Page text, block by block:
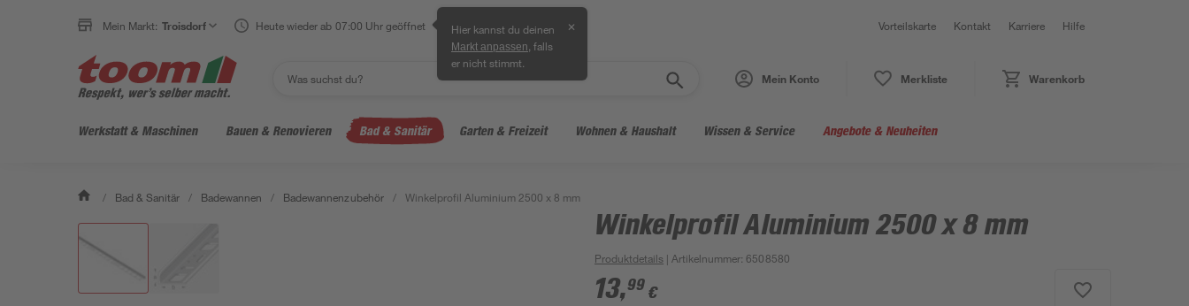
Mein Markt: Troisdorf Heute wieder ab 07:00 Uhr geöffnet Hier kannst du deinen
Markt anpassen , falls
er nicht stimmt.
✕ Vorteilskarte Kontakt Karriere Hilfe
Mein Konto Merkliste Warenkorb
Werkstatt & Maschinen Bauen & Renovieren Bad & Sanitär Garten & Freizeit Wohnen & Haushalt Wissen & Service Angebote & Neuheiten
/ Bad & Sanitär / Badewannen / Badewannenzubehör / Winkelprofil Aluminium 2500 x 8 mm
Winkelprofil Aluminium 2500 x 8 mm
Produktdetails | Artikelnummer:6508580
13,99 €